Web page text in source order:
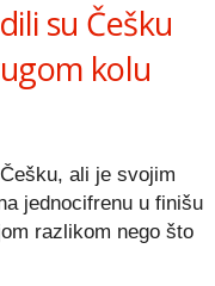
su Češku
kolu
ali je svojim
jednocifrenu u finišu
razlikom nego što